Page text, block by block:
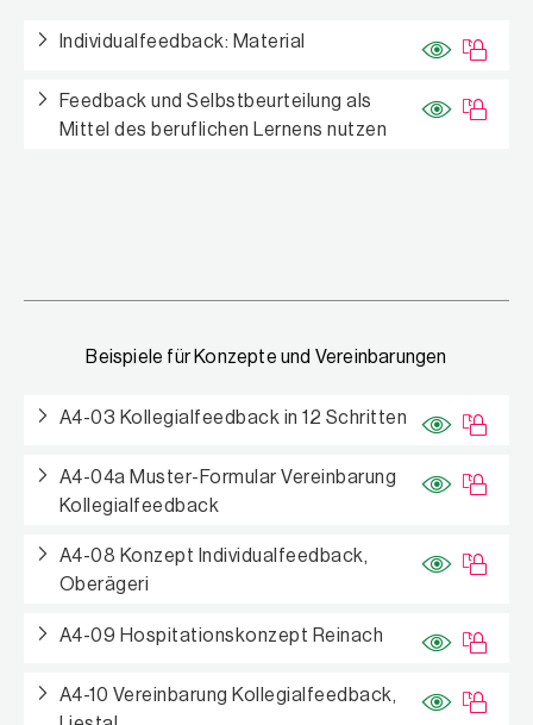
Individualfeedback: Material
Feedback und Selbstbeurteilung als
Mittel des beruflichen Lernens nutzen
Beispiele für Konzepte und Vereinbarungen
A4-03 Kollegialfeedback in 12 Schritten
A4-04a Muster-Formular Vereinbarung
Kollegialfeedback
A4-08 Konzept Individualfeedback,
Oberägeri
A4-09 Hospitationskonzept Reinach
A4-10 Vereinbarung Kollegialfeedback,